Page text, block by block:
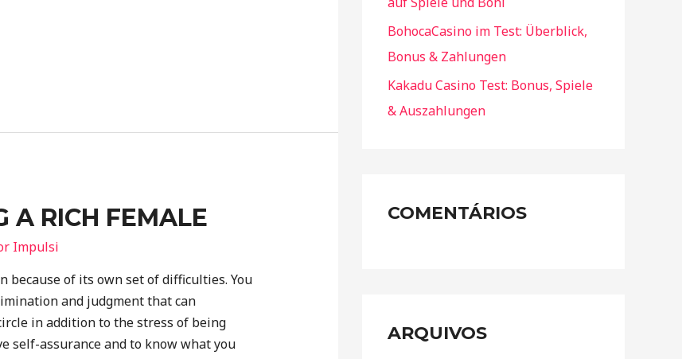
A RICH FEMALE
Impulsi
because of its own set of difficulties. You
and judgment that can
in addition to the stress of being
self-assurance and to know what you
BohocaCasino im Test: Überblick,
Bonus & Zahlungen
Kakadu Casino Test: Bonus, Spiele
& Auszahlungen
COMENTÁRIOS
ARQUIVOS